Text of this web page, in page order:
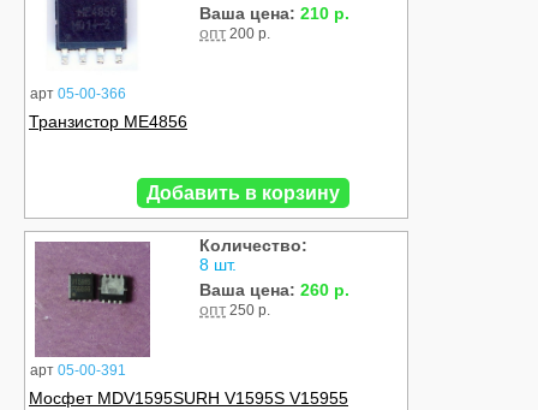
арт 05-00-366
Ваша цена: 210 р.
опт 200 р.
Транзистор ME4856
Добавить в корзину
арт 05-00-391
Количество:
8 шт.
Ваша цена: 260 р.
опт 250 р.
Мосфет MDV1595SURH V1595S V15955